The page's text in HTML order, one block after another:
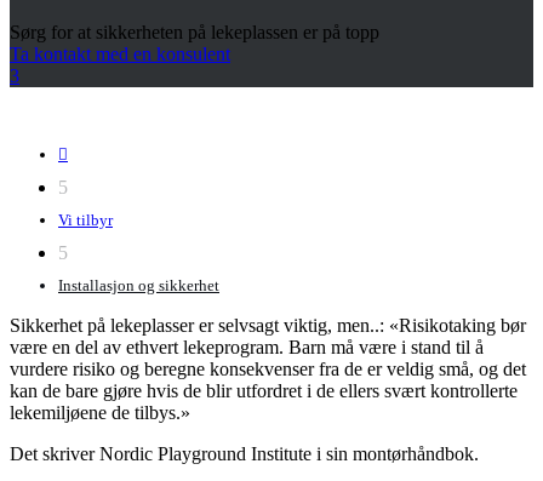
Sørg for at sikkerheten på lekeplassen er på topp
Ta kontakt med en konsulent
3

5
Vi tilbyr
5
Installasjon og sikkerhet
Sikkerhet på lekeplasser er selvsagt viktig, men..: «Risikotaking bør
være en del av ethvert lekeprogram. Barn må være i stand til å
vurdere risiko og beregne konsekvenser fra de er veldig små, og det
kan de bare gjøre hvis de blir utfordret i de ellers svært kontrollerte
lekemiljøene de tilbys.»
Det skriver Nordic Playground Institute i sin montørhåndbok.